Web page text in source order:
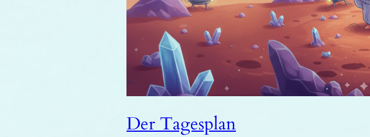
Der Tagesplan